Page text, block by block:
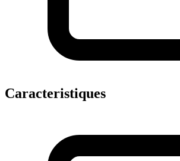
Caracteristiques